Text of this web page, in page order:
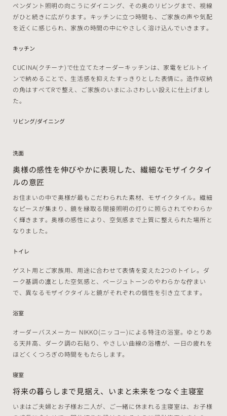
ペンダント照明の向こうにダイニング、その奥のリビングまで、視線
がひと続きに広がります。キッチンに立つ時間も、ご家族の声や気配
を近くに感じられ、家族の時間の中にやさしく溶け込んでいきます。
キッチン
CUCINA(クチーナ)で仕立てたオーダーキッチンは、家電をビルトイ
ンで納めることで、生活感を抑えたすっきりとした表情に。造作収納
の角はすべてRで整え、ご家族のいまにふさわしい設えに仕上げまし
た。
リビング/ダイニング
洗面
奥様の感性を伸びやかに表現した、繊細なモザイクタイ
ルの意匠
お住まいの中で奥様が最もこだわられた素材、モザイクタイル。繊細
なピースが集まり、鏡を縁取る間接照明の灯りに照らされてやわらか
く輝きます。奥様の感性により、空気感まで上質に整えられた場所と
なりました。
トイレ
ゲスト用とご家族用、用途に合わせて表情を変えた2つのトイレ。ダ
ーク基調の凛とした空気感と、ベージュトーンのやわらかな佇まい
で、異なるモザイクタイルと鏡がそれぞれの個性を引き立てます。
浴室
オーダーバスメーカー NIKKO(ニッコー)による特注の浴室。ゆとりあ
る天井高、ダーク調の石貼り、やさしい曲線の浴槽が、一日の疲れを
ほどくくつろぎの時間をもたらします。
寝室
将来の暮らしまで見据え、いまと未来をつなぐ主寝室
いまはご夫婦とお子様お二人が、ご一緒に休まれる主寝室は、お子様